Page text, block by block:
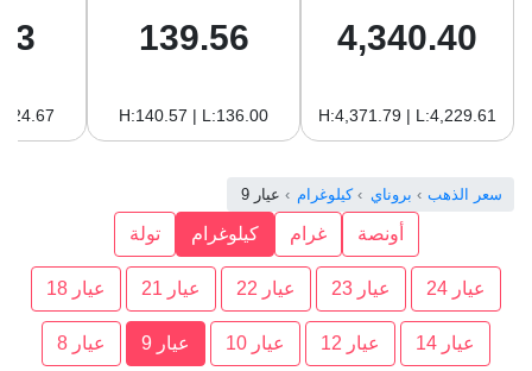
4,340.40
H:4,371.79 | L:4,229.61
139.56
H:140.57 | L:136.00
سعر الذهب بروناي كيلوغرام عيار 9
أونصة غرام كيلوغرام تولة
عيار 24 عيار 23 عيار 22 عيار 21 عيار 18
عيار 14 عيار 12 عيار 10 عيار 9 عيار 8